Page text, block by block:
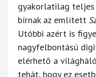
gyakorlatilag
bírnak az említett
Utóbbi azért is
nagyfelbontású
elérhető a
tehát, hogy ez